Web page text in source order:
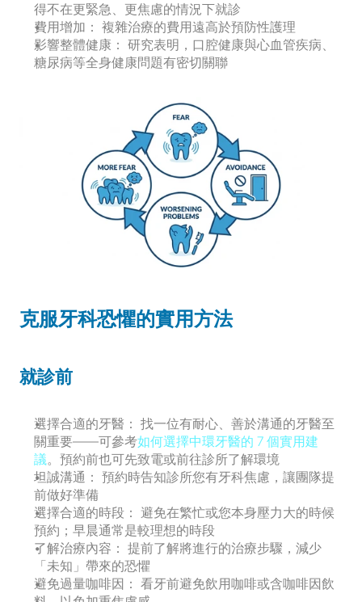
得不在更緊急、更焦慮的情況下就診
費用增加： 複雜治療的費用遠高於預防性護理
影響整體健康： 研究表明，口腔健康與心血管疾病、
糖尿病等全身健康問題有密切關聯
克服牙科恐懼的實用方法
就診前
選擇合適的牙醫： 找一位有耐心、善於溝通的牙醫至
關重要——可參考如何選擇中環牙醫的 7 個實用建
議。預約前也可先致電或前往診所了解環境
坦誠溝通： 預約時告知診所您有牙科焦慮，讓團隊提
前做好準備
選擇合適的時段： 避免在繁忙或您本身壓力大的時候
預約；早晨通常是較理想的時段
了解治療內容： 提前了解將進行的治療步驟，減少
「未知」帶來的恐懼
避免過量咖啡因： 看牙前避免飲用咖啡或含咖啡因飲